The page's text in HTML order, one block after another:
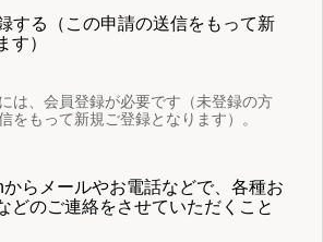
する（この申請の送信をもって新
す）
は、会員登録が必要です（未登録の方
をもって新規ご登録となります）。
らメールやお電話などで、各種お
どのご連絡をさせていただくこと